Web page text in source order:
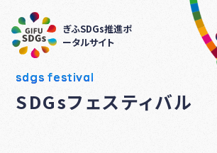
ぎふSDGs推進ポ
ータルサイト
sdgs festival
SDGsフェスティバル